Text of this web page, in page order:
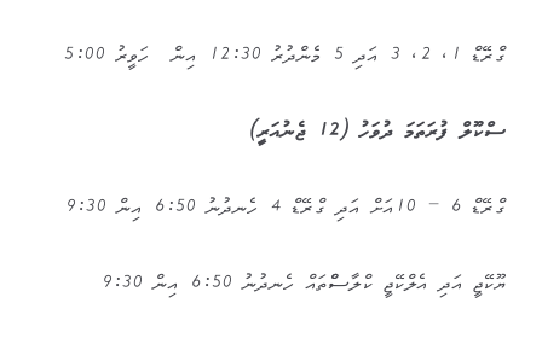
ގްރޭޑް 1، 2، 3 އަދި 5 މެންދުރު 12:30 އިން ހަވީރު 5:00
ސްކޫލް ފުރަތަމަ ދުވަހު (12 ޖެނުއަރީ)
ގްރޭޑް 6 – 10އަށް އަދި ގްރޭޑް 4 ހެނދުނު 6:50 އިން 9:30
ޔޫކޭޖީ އަދި އެލްކޭޖީ ކްލާސްްތައް ހެނދުނު 6:50 އިން 9:30